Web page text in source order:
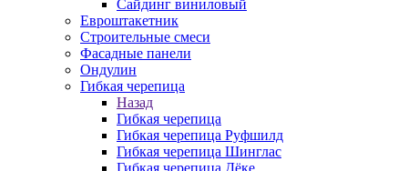
Сайдинг виниловый
Евроштакетник
Строительные смеси
Фасадные панели
Ондулин
Гибкая черепица
Назад
Гибкая черепица
Гибкая черепица Руфшилд
Гибкая черепица Шинглас
Гибкая черепица Дёке